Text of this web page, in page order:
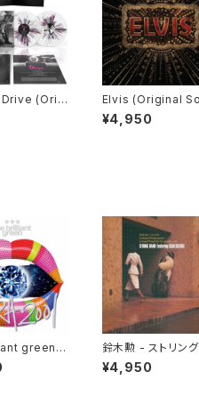
(Origi
Picture S
- Cliff M
Elvis (Original
dtrack)
¥4,950
green -
鈴木勲 - ストリング
ド (LP)
¥4,950